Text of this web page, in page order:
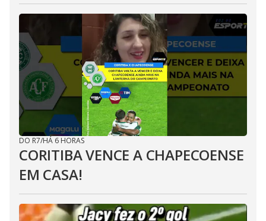
DO R7/HÁ 6 HORAS
CORITIBA VENCE A CHAPECOENSE
EM CASA!